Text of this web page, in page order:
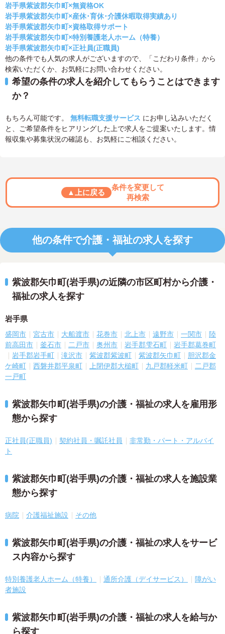
岩手県紫波郡矢巾町×無資格OK
岩手県紫波郡矢巾町×産休･育休･介護休暇取得実績あり
岩手県紫波郡矢巾町×資格取得サポート
岩手県紫波郡矢巾町×特別養護老人ホーム（特養）
岩手県紫波郡矢巾町×正社員(正職員)
他の条件でも人気の求人がございますので、「こだわり条件」から
検索いただくか、お気軽にお問い合わせください。
希望の条件の求人を紹介してもらうことはできます
か？
もちろん可能です。 無料転職支援サービス にお申し込みいただく
と、ご希望条件をヒアリングした上で求人をご提案いたします。情
報収集や募集状況の確認も、お気軽にご相談ください。
▲上に戻る
条件を変更して
再検索
他の条件で介護・福祉の求人を探す
紫波郡矢巾町(岩手県)の近隣の市区町村から介護・
福祉の求人を探す
岩手県
盛岡市 宮古市 大船渡市 花巻市 北上市 遠野市 一関市
陸
前高田市
釜石市 二戸市 奥州市 岩手郡雫石町
岩手郡葛巻町
岩手郡岩手町
滝沢市 紫波郡紫波町 紫波郡矢巾町
胆沢郡金
ケ崎町
西磐井郡平泉町 上閉伊郡大槌町 九戸郡軽米町
二戸郡
一戸町
紫波郡矢巾町(岩手県)の介護・福祉の求人を雇用形
態から探す
正社員(正職員) 契約社員・嘱託社員
非常勤・パート・アルバイ
ト
紫波郡矢巾町(岩手県)の介護・福祉の求人を施設業
態から探す
病院 介護福祉施設 その他
紫波郡矢巾町(岩手県)の介護・福祉の求人をサービ
ス内容から探す
特別養護老人ホーム（特養） 通所介護（デイサービス）
障がい
者施設
紫波郡矢巾町(岩手県)の介護・福祉の求人を給与か
ら探す